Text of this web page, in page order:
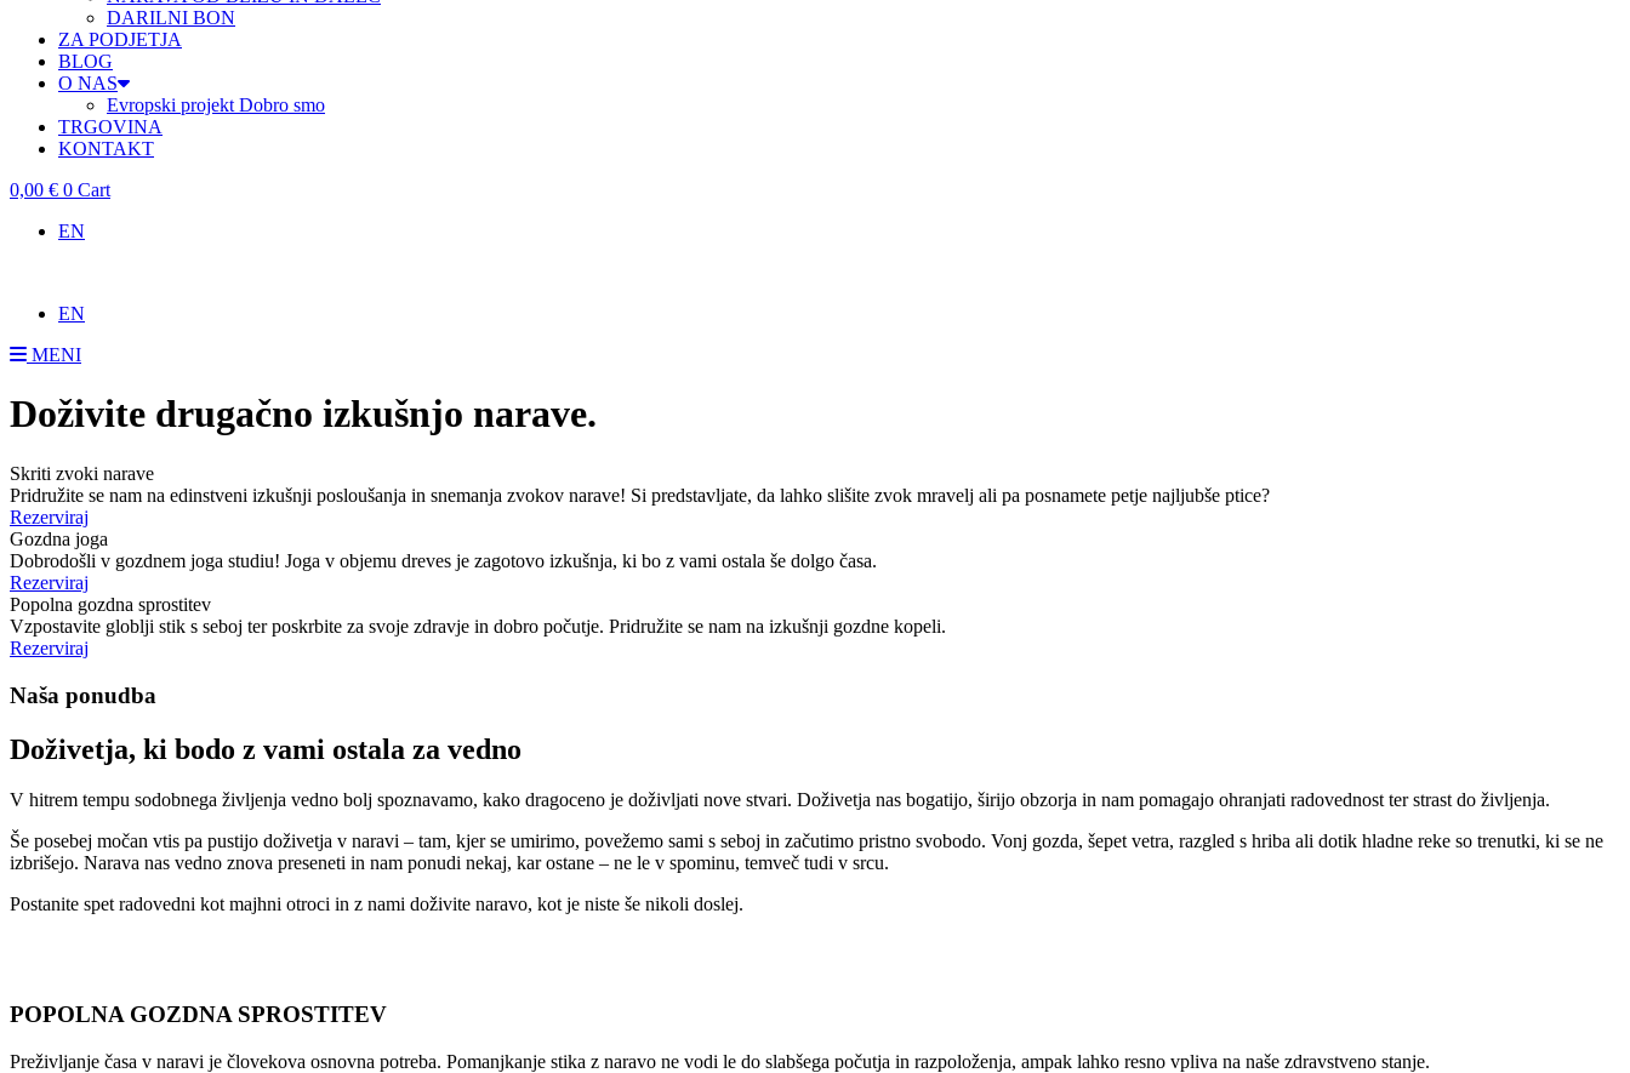
DARILNI BON
ZA PODJETJA
BLOG
O NAS
Evropski projekt Dobro smo
TRGOVINA
KONTAKT
0,00 € 0 Cart
EN
EN
MENI
Doživite drugačno izkušnjo narave.
Skriti zvoki narave
Pridružite se nam na edinstveni izkušnji posloušanja in snemanja zvokov narave! Si predstavljate, da lahko slišite zvok mravelj ali pa posnamete petje najljubše ptice?
Rezerviraj
Gozdna joga
Dobrodošli v gozdnem joga studiu! Joga v objemu dreves je zagotovo izkušnja, ki bo z vami ostala še dolgo časa.
Rezerviraj
Popolna gozdna sprostitev
Vzpostavite globlji stik s seboj ter poskrbite za svoje zdravje in dobro počutje. Pridružite se nam na izkušnji gozdne kopeli.
Rezerviraj
Naša ponudba
Doživetja, ki bodo z vami ostala za vedno
V hitrem tempu sodobnega življenja vedno bolj spoznavamo, kako dragoceno je doživljati nove stvari. Doživetja nas bogatijo, širijo obzorja in nam pomagajo ohranjati radovednost ter strast do življenja.
Še posebej močan vtis pa pustijo doživetja v naravi – tam, kjer se umirimo, povežemo sami s seboj in začutimo pristno svobodo. Vonj gozda, šepet vetra, razgled s hriba ali dotik hladne reke so trenutki, ki se ne
izbrišejo. Narava nas vedno znova preseneti in nam ponudi nekaj, kar ostane – ne le v spominu, temveč tudi v srcu.
Postanite spet radovedni kot majhni otroci in z nami doživite naravo, kot je niste še nikoli doslej.
POPOLNA GOZDNA SPROSTITEV
Preživljanje časa v naravi je človekova osnovna potreba. Pomanjkanje stika z naravo ne vodi le do slabšega počutja in razpoloženja, ampak lahko resno vpliva na naše zdravstveno stanje.